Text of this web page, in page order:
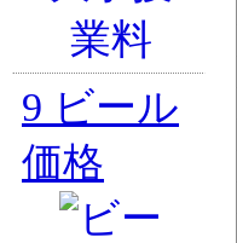
9 ビール
価格